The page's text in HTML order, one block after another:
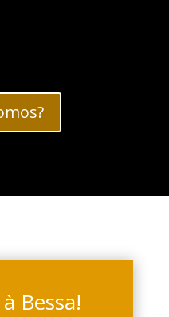
Bessa!